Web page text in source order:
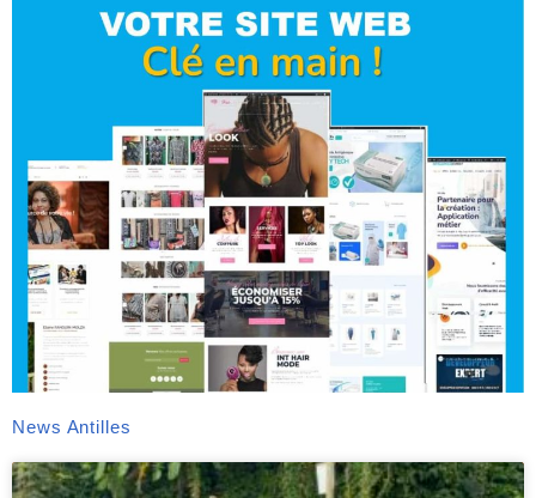
News Antilles